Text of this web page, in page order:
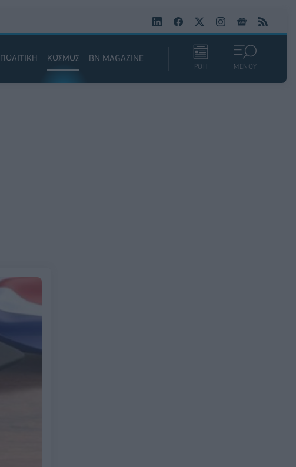
ΠΟΛΙΤΙΚΗ ΚΟΣΜΟΣ BN MAGAZINE
ΡΟΗ ΜΕΝΟΥ